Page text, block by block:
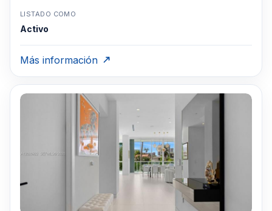
LISTADO COMO
Activo
Más información